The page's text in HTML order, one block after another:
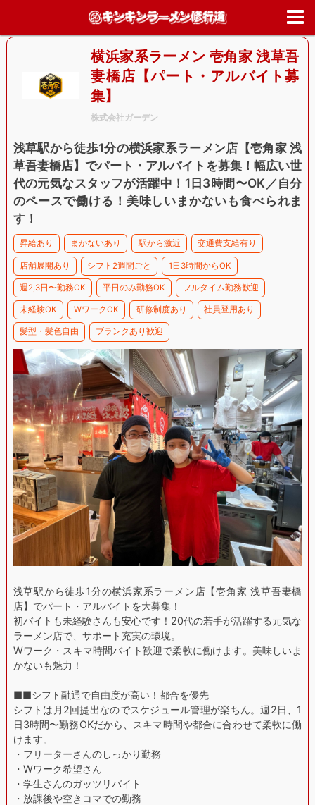
>東京都>台東区>横浜家系ラーメン 壱角家 浅草吾
妻橋店【パート・アルバイト募集】
横浜家系ラーメン 壱角家 浅草吾
妻橋店【パート・アルバイト募
集】
株式会社ガーデン
浅草駅から徒歩1分の横浜家系ラーメン店【壱角家 浅
草吾妻橋店】でパート・アルバイトを募集！幅広い世
代の元気なスタッフが活躍中！1日3時間〜OK／自分
のペースで働ける！美味しいまかないも食べられま
す！
昇給あり まかないあり 駅から激近 交通費支給有り
店舗展開あり シフト2週間ごと 1日3時間からOK
週2,3日〜勤務OK 平日のみ勤務OK フルタイム勤務歓迎
未経験OK WワークOK 研修制度あり 社員登用あり
髪型・髪色自由 ブランクあり歓迎
浅草駅から徒歩1分の横浜家系ラーメン店【壱角家 浅草吾妻橋
店】でパート・アルバイトを大募集！
初バイトも未経験さんも安心です！20代の若手が活躍する元気な
ラーメン店で、サポート充実の環境。
Wワーク・スキマ時間バイト歓迎で柔軟に働けます。美味しいま
かないも魅力！
■■シフト融通で自由度が高い！都合を優先
シフトは月2回提出なのでスケジュール管理が楽ちん。週2日、1
日3時間〜勤務OKだから、スキマ時間や都合に合わせて柔軟に働
けます。
・フリーターさんのしっかり勤務
・Wワーク希望さん
・学生さんのガッツリバイト
・放課後や空きコマでの勤務